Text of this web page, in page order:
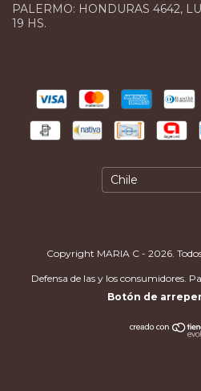
PALERMO: HONDURAS 4642,
19 HS.
Copyright MARIA C - 2026.
Defensa de las y los consumidores.
Botón de